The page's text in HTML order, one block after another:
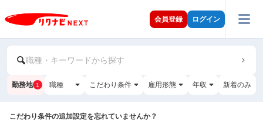
会員登録 ログイン
職種・キーワードから探す
勤務地 1 職種 こだわり条件 雇用形態 年収 新着のみ
こだわり条件の追加設定を忘れていませんか？